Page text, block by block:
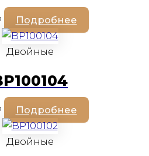
Подробнее
Двойные
Подробнее
Двойные